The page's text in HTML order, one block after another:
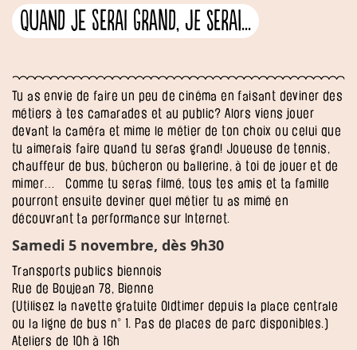
Quand je serai grand, je serai...
Tu as envie de faire un peu de cinéma en faisant deviner des
métiers à tes camarades et au public? Alors viens jouer
devant la caméra et mime le métier de ton choix ou celui que
tu aimerais faire quand tu seras grand! Joueuse de tennis,
chauffeur de bus, bûcheron ou ballerine, à toi de jouer et de
mimer… Comme tu seras filmé, tous tes amis et ta famille
pourront ensuite deviner quel métier tu as mimé en
découvrant ta performance sur Internet.
Samedi 5 novembre, dès 9h30
Transports publics biennois
Rue de Boujean 78, Bienne
(Utilisez la navette gratuite Oldtimer depuis la place centrale
ou la ligne de bus n° 1. Pas de places de parc disponibles.)
Ateliers de 10h à 16h